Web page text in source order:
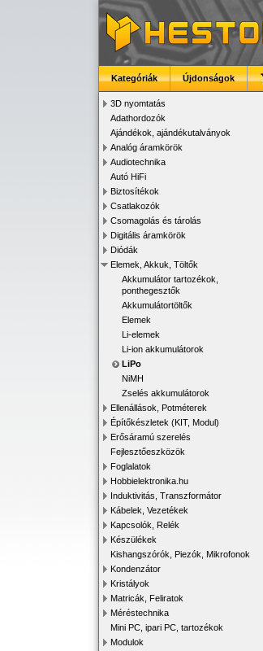
Kategóriák Újdonságok
3D nyomtatás
Adathordozók
Ajándékok, ajándékutalványok
Analóg áramkörök
Audiotechnika
Autó HiFi
Biztosítékok
Csatlakozók
Csomagolás és tárolás
Digitális áramkörök
Diódák
Elemek, Akkuk, Töltők
Akkumulátor tartozékok,
ponthegesztők
Akkumulátortöltők
Elemek
Li-elemek
Li-ion akkumulátorok
LiPo
NiMH
Zselés akkumulátorok
Ellenállások, Potméterek
Építőkészletek (KIT, Modul)
Erősáramú szerelés
Fejlesztőeszközök
Foglalatok
Hobbielektronika.hu
Induktivitás, Transzformátor
Kábelek, Vezetékek
Kapcsolók, Relék
Készülékek
Kishangszórók, Piezók, Mikrofonok
Kondenzátor
Kristályok
Matricák, Feliratok
Méréstechnika
Mini PC, ipari PC, tartozékok
Modulok